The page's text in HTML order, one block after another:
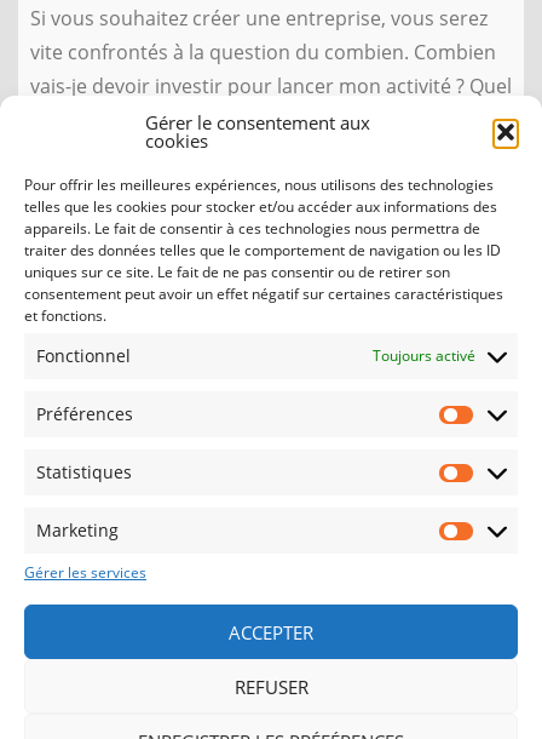
Gérer le consentement aux
cookies
Pour offrir les meilleures expériences, nous utilisons des technologies
telles que les cookies pour stocker et/ou accéder aux informations des
appareils. Le fait de consentir à ces technologies nous permettra de
traiter des données telles que le comportement de navigation ou les ID
uniques sur ce site. Le fait de ne pas consentir ou de retirer son
consentement peut avoir un effet négatif sur certaines caractéristiques
et fonctions.
Fonctionnel Toujours activé
Préférences
Statistiques
Marketing
Gérer les services
ACCEPTER
REFUSER
Si vous souhaitez créer une entreprise, vous serez
vite confrontés à la question du combien. Combien
vais-je devoir investir pour lancer mon activité ? Quel
salaire vais-je pouvoir me verser ? Combien va me
coûter mon statut ? etc…
Lire plus
CONTACT
MENTIONS LÉGALES